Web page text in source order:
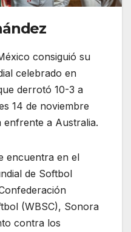
consiguió su
celebrado en
derrotó 10-3 a
14 de noviembre
a Australia.
encuentra en el
de Softbol
(WBSC), Sonora
contra los